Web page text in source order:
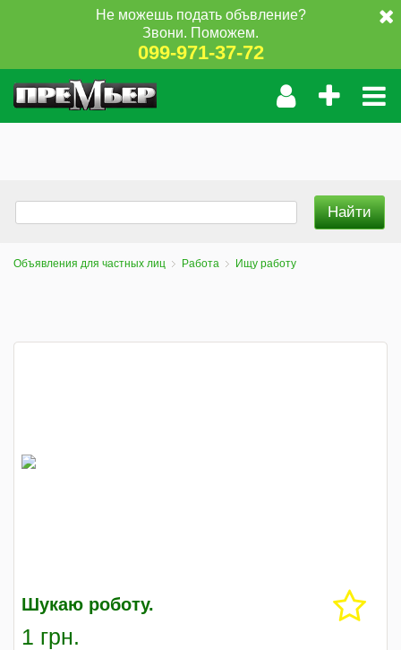
Не можешь подать объвление?
Звони. Поможем.
099-971-37-72
Объявления для частных лиц Работа Ищу работу
Шукаю роботу.
1 грн.